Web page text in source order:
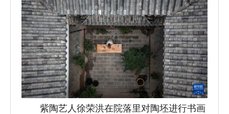
紫陶艺人徐荣洪在院落里对陶坯进行书画